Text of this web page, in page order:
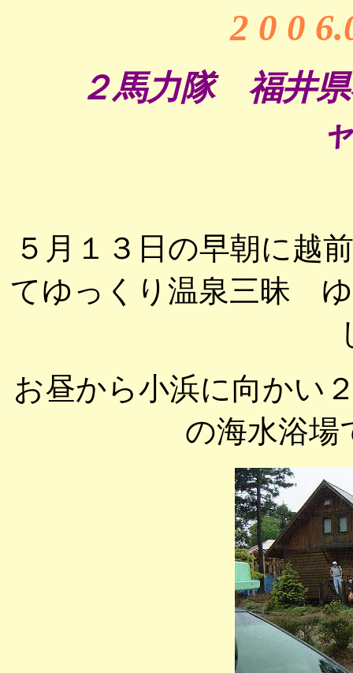
2 0 0
２馬力隊 福井県
５月１３日の早朝に越
てゆっくり温泉三昧
お昼から小浜に向かい
の海水浴場